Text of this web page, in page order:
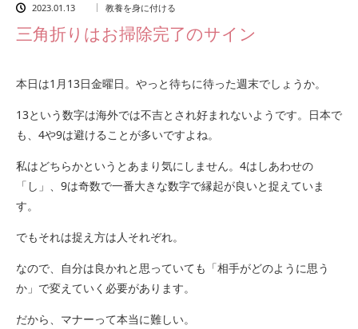
2023.01.13 教養を身に付ける
三角折りはお掃除完了のサイン
本日は1月13日金曜日。やっと待ちに待った週末でしょうか。
13という数字は海外では不吉とされ好まれないようです。日本で
も、4や9は避けることが多いですよね。
私はどちらかというとあまり気にしません。4はしあわせの
「し」、9は奇数で一番大きな数字で縁起が良いと捉えていま
す。
でもそれは捉え方は人それぞれ。
なので、自分は良かれと思っていても「相手がどのように思う
か」で変えていく必要があります。
だから、マナーって本当に難しい。